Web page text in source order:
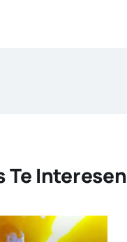
Te Interesen